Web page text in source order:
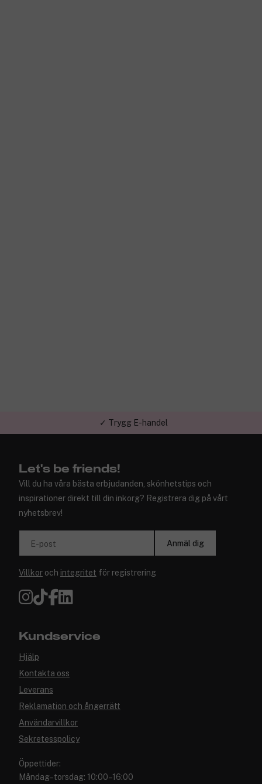
Let's be friends!
Vill du ha våra bästa erbjudanden, skönhetstips och
inspirationer direkt till din inkorg? Registrera dig på vårt
nyhetsbrev!
E-post Anmäl dig
Villkor och integritet för registrering
Kundservice
Hjälp
Kontakta oss
Leverans
Reklamation och ångerrätt
Användarvillkor
Sekretesspolicy
Öppettider:
Måndag–torsdag: 10:00–16:00